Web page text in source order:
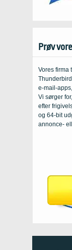
Prøv
Vores firma
e-mail-
Vi sørger
efter
og 64-bit
annonce-